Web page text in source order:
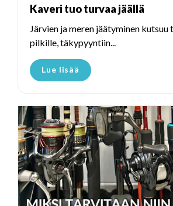
Kaveri tuo turvaa jäällä
Järvien ja meren jäätyminen
pilkille, täkypyyntiin...
Lue lisää